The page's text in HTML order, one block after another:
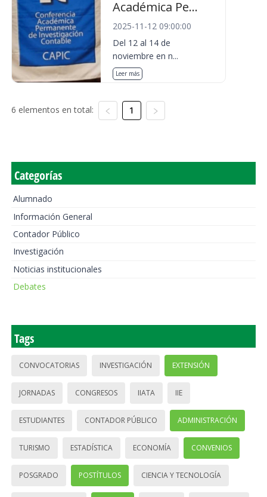
Académica Pe...
2025-11-12 09:00:00
Del 12 al 14 de
noviembre en n...
Leer más
6 elementos en total: 1
Categorías
Alumnado
Información General
Contador Público
Investigación
Noticias institucionales
Debates
Tags
CONVOCATORIAS INVESTIGACIÓN EXTENSIÓN
JORNADAS CONGRESOS IIATA IIE
ESTUDIANTES CONTADOR PÚBLICO ADMINISTRACIÓN
TURISMO ESTADÍSTICA ECONOMÍA CONVENIOS
POSGRADO POSTÍTULOS CIENCIA Y TECNOLOGÍA